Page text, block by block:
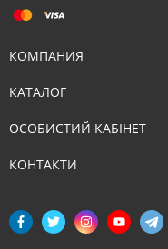
КОМПАНИЯ
КАТАЛОГ
ОСОБИСТИЙ КАБІНЕТ
КОНТАКТИ